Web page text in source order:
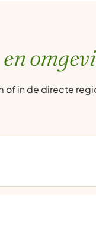
en
in de directe